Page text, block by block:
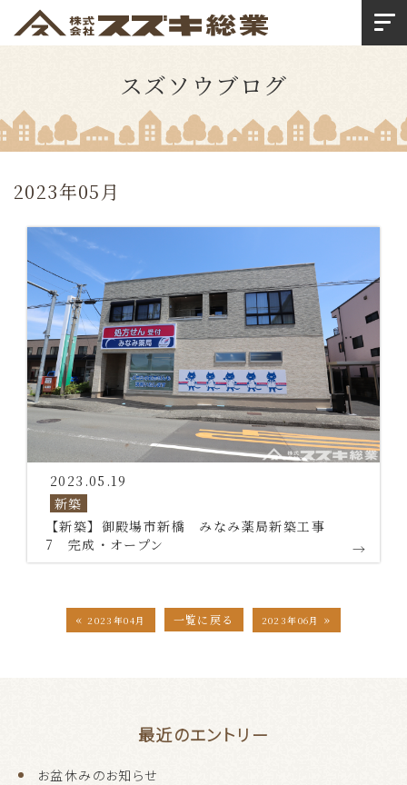
スズソウブログ
2023年05月
2023.05.19
新築
【新築】御殿場市新橋 みなみ薬局新築工事
7 完成・オープン
« 2023年04月 一覧に戻る 2023年06月 »
最近のエントリー
お盆休みのお知らせ